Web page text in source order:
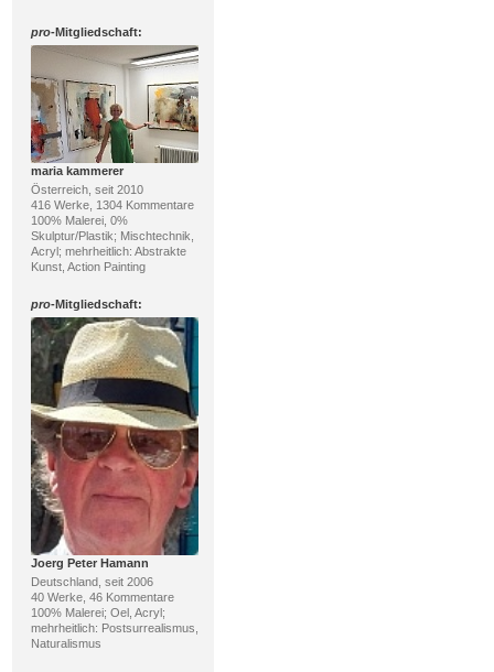
pro-Mitgliedschaft:
maria kammerer
Österreich, seit 2010
416 Werke, 1304 Kommentare
100% Malerei, 0%
Skulptur/Plastik; Mischtechnik,
Acryl; mehrheitlich: Abstrakte
Kunst, Action Painting
pro-Mitgliedschaft:
Joerg Peter Hamann
Deutschland, seit 2006
40 Werke, 46 Kommentare
100% Malerei; Oel, Acryl;
mehrheitlich: Postsurrealismus,
Naturalismus